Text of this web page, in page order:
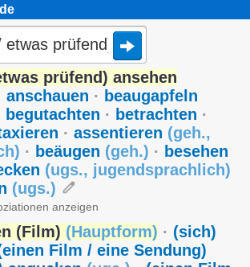
prüfend) ansehen
anschauen · beaugapfeln
begutachten · betrachten ·
· assentieren (geh.,
) · beäugen (geh.) · besehen
(ugs., jugendsprachlich)
(ugs.)
anzeigen
(Film) (Hauptform) · (sich)
Film / eine Sendung)